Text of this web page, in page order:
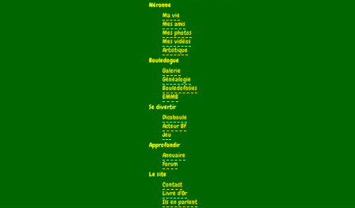
Néronne
Ma vie
Mes amis
Mes photos
Mes vidéos
Artistique
Bouledogue
Galerie
Généalogie
Bouledofolies
EMMB
Se divertir
Dicoboule
Acteur BF
Jeu
Approfondir
Annuaire
Forum
Le site
Contact
Livre d'Or
Ils en parlent